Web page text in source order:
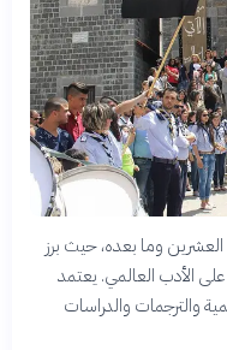
وما بعده، حيث برز
الأدب العالمي. يعتمد
والترجمات والدراسات